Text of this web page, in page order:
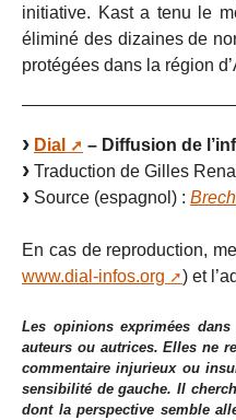
initiative. Kast a tenu le
éliminé des dizaines de
protégées dans la région
Dial
– Diffusion de
Traduction de Gilles
Source (espagnol) :
En cas de reproduction,
www.dial-infos.org
) et
Les opinions exprimées
auteurs ou autrices. Elles ne
commentaire injurieux ou
sensibilité de gauche. Il
dont la perspective semble